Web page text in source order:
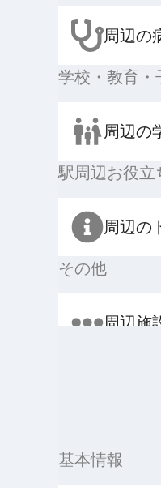
周辺の
学校・教育・
周辺の
駅周辺お役立
周辺の
その他
周辺施
基本情報